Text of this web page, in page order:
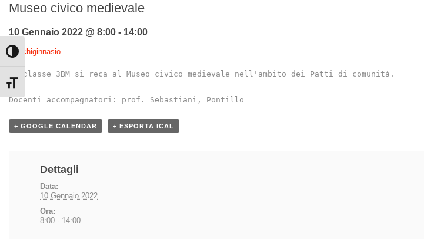
Attiva/disattiva alto contrasto
Attiva/disattiva dimensione testo
Museo civico medievale
10 Gennaio 2022 @ 8:00 - 14:00
Archiginnasio
La classe 3BM si reca al Museo civico medievale nell'ambito dei Patti di comunità.
Docenti accompagnatori: prof. Sebastiani, Pontillo
+ GOOGLE CALENDAR + ESPORTA ICAL
Dettagli
Data:
10 Gennaio 2022
Ora:
8:00 - 14:00